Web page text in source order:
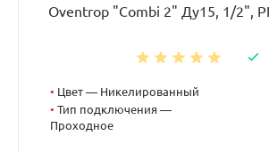
Oventrop "Combi 2" Ду15, 1/2",
• Цвет — Никелированный
• Тип подключения —
Проходное